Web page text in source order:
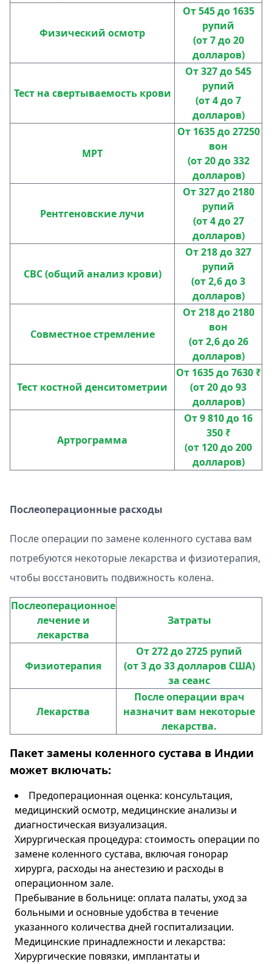
Физический осмотр
От 545 до 1635
рупий
(от 7 до 20
долларов)
Тест на свертываемость крови
От 327 до 545
рупий
(от 4 до 7
долларов)
МРТ
От 1635 до 27250
вон
(от 20 до 332
долларов)
Рентгеновские лучи
От 327 до 2180
рупий
(от 4 до 27
долларов)
CBC (общий анализ крови)
От 218 до 327
рупий
(от 2,6 до 3
долларов)
Совместное стремление
От 218 до 2180
вон
(от 2,6 до 26
долларов)
Тест костной денситометрии
От 1635 до 7630 ₹
(от 20 до 93
долларов)
Артрограмма
От 9 810 до 16
350 ₹
(от 120 до 200
долларов)
Послеоперационные расходы
После операции по замене коленного сустава вам
потребуются некоторые лекарства и физиотерапия,
чтобы восстановить подвижность колена.
Послеоперационное
лечение и
лекарства
Затраты
Физиотерапия
От 272 до 2725 рупий
(от 3 до 33 долларов США)
за сеанс
Лекарства
После операции врач
назначит вам некоторые
лекарства.
Пакет замены коленного сустава в Индии
может включать:
Предоперационная оценка: консультация,
медицинский осмотр, медицинские анализы и
диагностическая визуализация.
Хирургическая процедура: стоимость операции по
замене коленного сустава, включая гонорар
хирурга, расходы на анестезию и расходы в
операционном зале.
Пребывание в больнице: оплата палаты, уход за
больными и основные удобства в течение
указанного количества дней госпитализации.
Медицинские принадлежности и лекарства:
Хирургические повязки, имплантаты и